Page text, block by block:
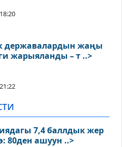
державалардын жаңы
жарыяланды – т ..>
7,4 баллдык жер
титирөө: 80ден ашуун ..>